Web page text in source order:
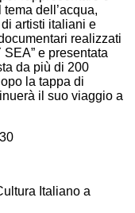
dell’acqua,
artisti italiani e
realizzati
SEA” e presentata
da più di 200
la tappa di
il suo viaggio a
Italiano a